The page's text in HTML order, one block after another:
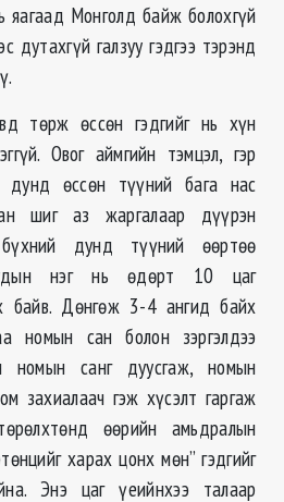
яагаад Монголд байж болохгүй
дутахгүй галзуу гэдгээ тэрэнд
төрж өссөн гэдгийг нь хүн
Овог аймгийн тэмцэл, гэр
дунд өссөн түүний бага нас
шиг аз жаргалаар дүүрэн
дунд түүний өөртөө
нэг нь өдөрт 10 цаг
байв. Дөнгөж 3-4 ангид байх
номын сан болон зэргэлдээ
номын санг дуусгаж, номын
захиалаач гэж хүсэлт гаргаж
өөрийн амьдралын
харах цонх мөн” гэдгийг
Энэ цаг үеийнхээ талаар